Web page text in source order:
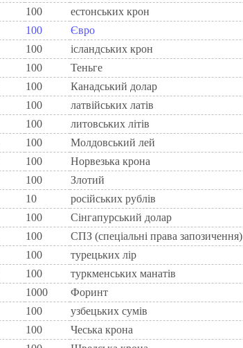
100 естонських крон
100 Євро
100 ісландських крон
100 Теньге
100 Канадський долар
100 латвійських латів
100 литовських літів
100 Молдовський лей
100 Норвезька крона
100 Злотий
10 російських рублів
100 Сінгапурський долар
100 СПЗ (спеціальні права запозичення)
100 турецьких лір
100 туркменських манатів
1000 Форинт
100 узбецьких сумів
100 Чеська крона